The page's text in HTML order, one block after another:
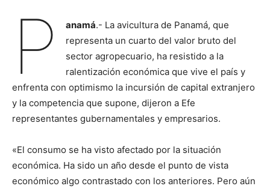
P anamá.- La avicultura de Panamá, que
representa un cuarto del valor bruto del
sector agropecuario, ha resistido a la
ralentización económica que vive el país y
enfrenta con optimismo la incursión de capital extranjero
y la competencia que supone, dijeron a Efe
representantes gubernamentales y empresarios.
«El consumo se ha visto afectado por la situación
económica. Ha sido un año desde el punto de vista
económico algo contrastado con los anteriores. Pero aún